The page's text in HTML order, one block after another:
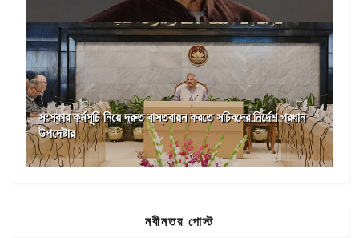
সংস্কার কর্মসূচি নিয়ে দ্রুত বাস্তবায়ন করতে সচিবদের নির্দেশ প্রধান
উপদেষ্টার
নবীনতর পোস্ট